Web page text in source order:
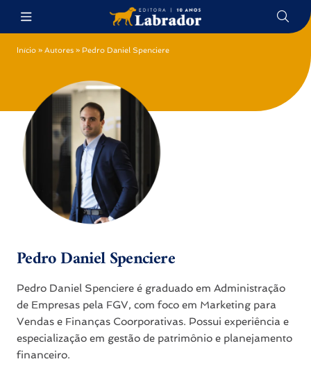
Início » Autores » Pedro Daniel Spenciere
Pedro Daniel Spenciere
Pedro Daniel Spenciere é graduado em Administração
de Empresas pela FGV, com foco em Marketing para
Vendas e Finanças Coorporativas. Possui experiência e
especialização em gestão de patrimônio e planejamento
financeiro.